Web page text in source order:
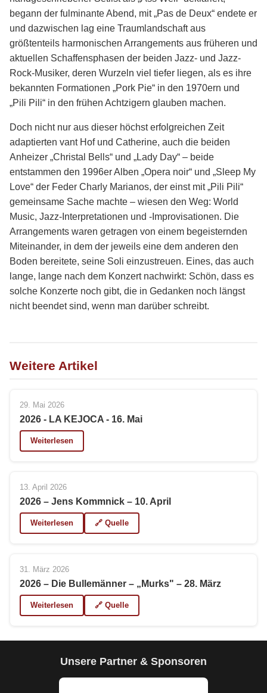
begann der fulminante Abend, mit „Pas de Deux“ endete er
und dazwischen lag eine Traumlandschaft aus
größtenteils harmonischen Arrangements aus früheren und
aktuellen Schaffensphasen der beiden Jazz- und Jazz-
Rock-Musiker, deren Wurzeln viel tiefer liegen, als es ihre
bekannten Formationen „Pork Pie“ in den 1970ern und
„Pili Pili“ in den frühen Achtzigern glauben machen.
Doch nicht nur aus dieser höchst erfolgreichen Zeit
adaptierten vant Hof und Catherine, auch die beiden
Anheizer „Christal Bells“ und „Lady Day“ – beide
entstammen den 1996er Alben „Opera noir“ und „Sleep My
Love“ der Feder Charly Marianos, der einst mit „Pili Pili“
gemeinsame Sache machte – wiesen den Weg: World
Music, Jazz-Interpretationen und -Improvisationen. Die
Arrangements waren getragen von einem begeisternden
Miteinander, in dem der jeweils eine dem anderen den
Boden bereitete, seine Soli einzustreuen. Eines, das auch
lange, lange nach dem Konzert nachwirkt: Schön, dass es
solche Konzerte noch gibt, die in Gedanken noch längst
nicht beendet sind, wenn man darüber schreibt.
Weitere Artikel
29. Mai 2026
2026 - LA KEJOCA - 16. Mai
Weiterlesen
13. April 2026
2026 – Jens Kommnick – 10. April
Weiterlesen 🔗 Quelle
31. März 2026
2026 – Die Bullemänner – „Murks" – 28. März
Weiterlesen 🔗 Quelle
Unsere Partner & Sponsoren